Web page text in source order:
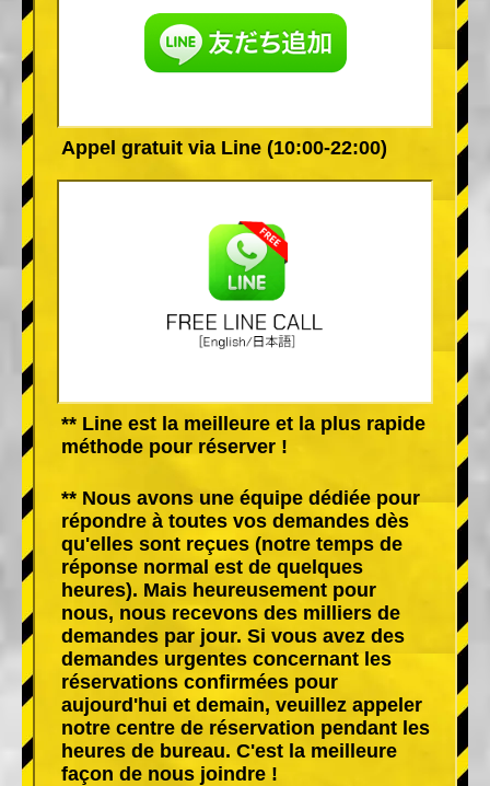
Appel gratuit via Line (10:00-22:00)
** Line est la meilleure et la plus rapide
méthode pour réserver !
** Nous avons une équipe dédiée pour
répondre à toutes vos demandes dès
qu'elles sont reçues (notre temps de
réponse normal est de quelques
heures). Mais heureusement pour
nous, nous recevons des milliers de
demandes par jour. Si vous avez des
demandes urgentes concernant les
réservations confirmées pour
aujourd'hui et demain, veuillez appeler
notre centre de réservation pendant les
heures de bureau. C'est la meilleure
façon de nous joindre !